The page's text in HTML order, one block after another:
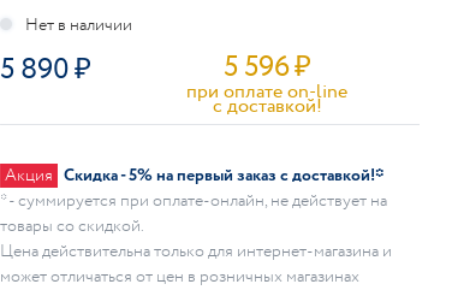
5 890 5 596₽
при оплате on-line
c доставкой!
Акция Скидка - 5% на первый заказ с доставкой!*
* - суммируется при оплате-онлайн, не действует на
товары со скидкой.
Цена действительна только для интернет-магазина и
может отличаться от цен в розничных магазинах